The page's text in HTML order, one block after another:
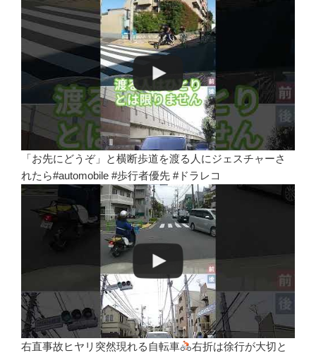
「お先にどうぞ」と横断歩道を渡る人にジェスチャーさ
れたら#automobile #歩行者優先 #ドラレコ
右直事故ヒヤリ突然現れる自転車
右折は徐行が大切と